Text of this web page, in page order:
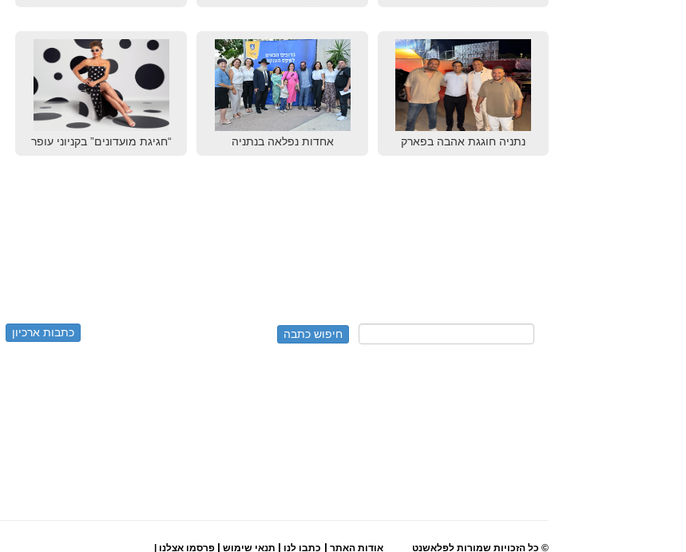
נתניה חוגגת אהבה בפארק אחדות נפלאה בנתניה “חגיגת מועדונים” בקניוני עופר
כתבות ארכיון
© כל הזכויות שמורות לפלאשנט אודות האתר | כתבו לנו | תנאי שימוש | פרסמו אצלנו